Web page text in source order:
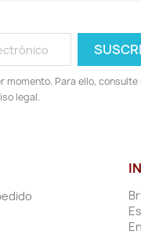
momento. Para ello,
legal.